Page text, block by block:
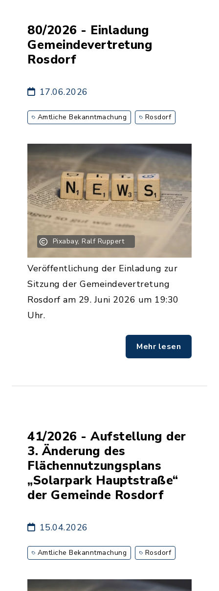
80/2026 - Einladung
Gemeindevertretung
Rosdorf
17.06.2026
Amtliche Bekanntmachung Rosdorf
Pixabay, Ralf Ruppert
Veröffentlichung der Einladung zur
Sitzung der Gemeindevertretung
Rosdorf am 29. Juni 2026 um 19:30
Uhr.
Mehr lesen
41/2026 - Aufstellung der
3. Änderung des
Flächennutzungsplans
„Solarpark Hauptstraße“
der Gemeinde Rosdorf
15.04.2026
Amtliche Bekanntmachung Rosdorf